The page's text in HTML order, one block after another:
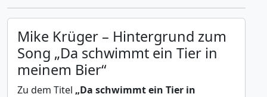
Mike Krüger – Hintergrund zum
Song „Da schwimmt ein Tier in
meinem Bier“
Zu dem Titel „Da schwimmt ein Tier in